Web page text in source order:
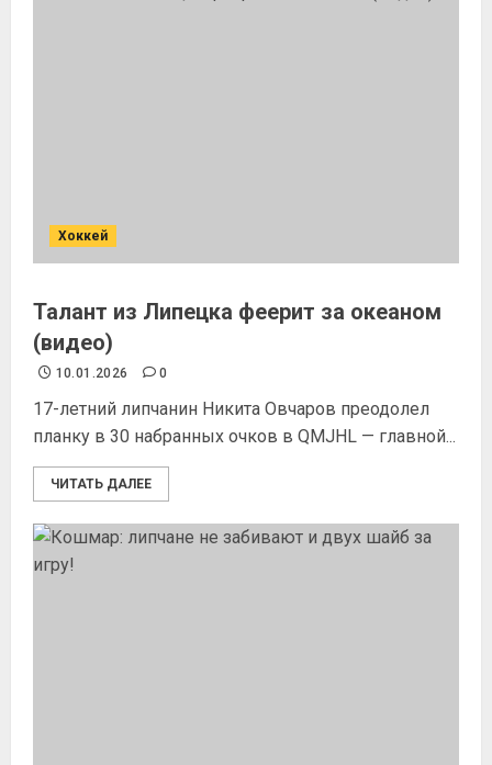
Хоккей
Талант из Липецка феерит за океаном
(видео)
10.01.2026 0
17-летний липчанин Никита Овчаров преодолел
планку в 30 набранных очков в QMJHL — главной...
ЧИТАТЬ ДАЛЕЕ